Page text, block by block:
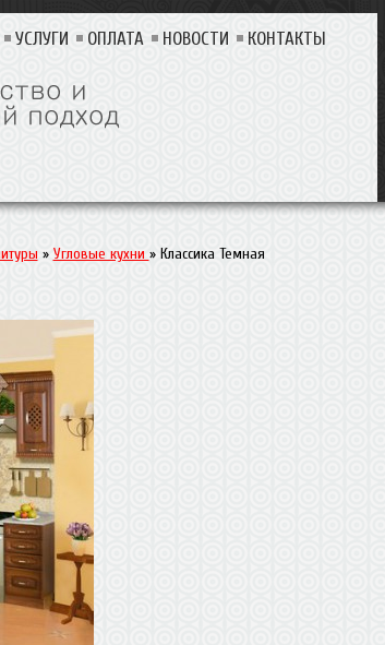
УСЛУГИ ОПЛАТА НОВОСТИ КОНТАКТЫ
» Угловые кухни » Классика Темная